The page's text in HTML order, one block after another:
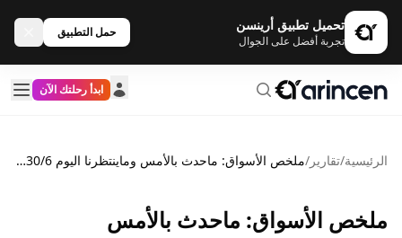
تحميل تطبيق أرينسن
تجربة أفضل على الجوال
حمل التطبيق
ابدأ رحلتك الآن
الرئيسية/تقارير / ملخص الأسواق: ماحدث بالأمس وماينتظرنا اليوم 30/6: وول ستريت تستعيد بريقها.. داو جونز عند قمة تاريخية والتكنولوجيا تقود عودة ناسداك للصعود
ملخص الأسواق: ماحدث بالأمس